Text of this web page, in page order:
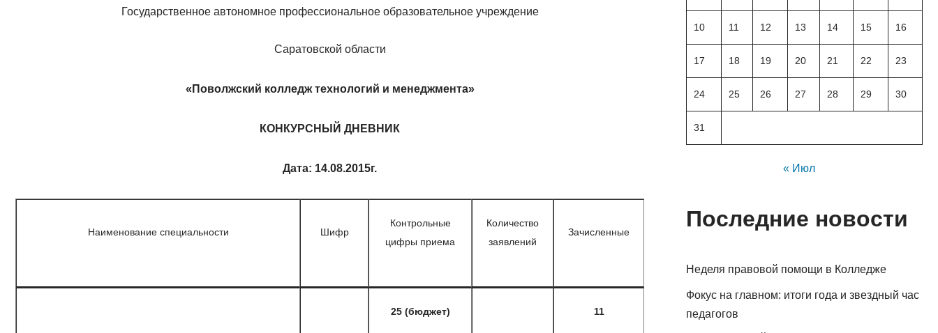
Государственное автономное профессиональное образовательное учреждение
Саратовской области
«Поволжский колледж технологий и менеджмента»
КОНКУРСНЫЙ ДНЕВНИК
Дата: 14.08.2015г.
Наименование специальности Шифр
Контрольные
цифры приема
Количество
заявлений
Зачисленные
25 (бюджет) 11
10 11 12 13 14 15 16
17 18 19 20 21 22 23
24 25 26 27 28 29 30
31
« Июл
Последние новости
Неделя правовой помощи в Колледже
Фокус на главном: итоги года и звездный час
педагогов